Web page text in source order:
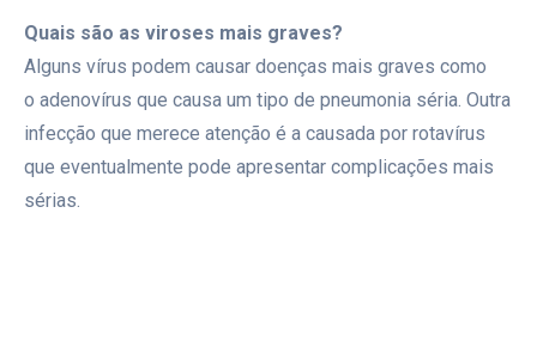
Quais são as viroses mais graves?
Alguns vírus podem causar doenças mais graves como
o adenovírus que causa um tipo de pneumonia séria. Outra
infecção que merece atenção é a causada por rotavírus
que eventualmente pode apresentar complicações mais
sérias.